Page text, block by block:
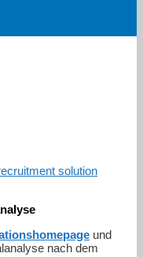
solution
und
nach dem